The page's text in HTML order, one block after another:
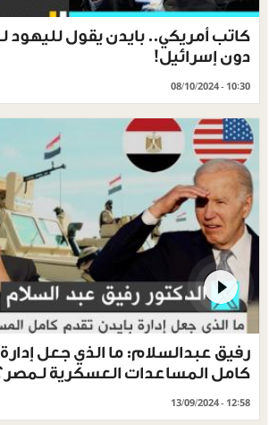
كاتب أمريكي.. بايدن يقول لليهود
دون إسرائيل!
08/10/2024 - 10:30
رفيق عبدالسلام: ما الذي جعل
كامل المساعدات العسكرية
13/09/2024 - 12:58